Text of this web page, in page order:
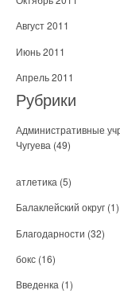
Август 2011
Июнь 2011
Апрель 2011
Рубрики
Административные
Чугуева (49)
атлетика (5)
Балаклейский округ (1)
Благодарности (32)
бокс (16)
Введенка (1)